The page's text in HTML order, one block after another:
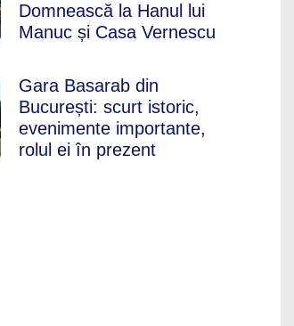
Domnească la Hanul lui
Manuc și Casa Vernescu
Gara Basarab din
București: scurt istoric,
evenimente importante,
rolul ei în prezent